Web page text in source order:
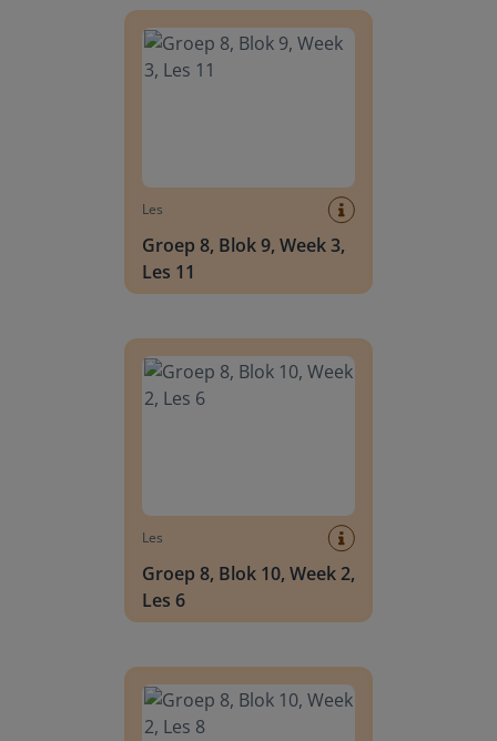
Les
Groep 8, Blok 9, Week 3,
Les 11
Les
Groep 8, Blok 10, Week 2,
Les 6